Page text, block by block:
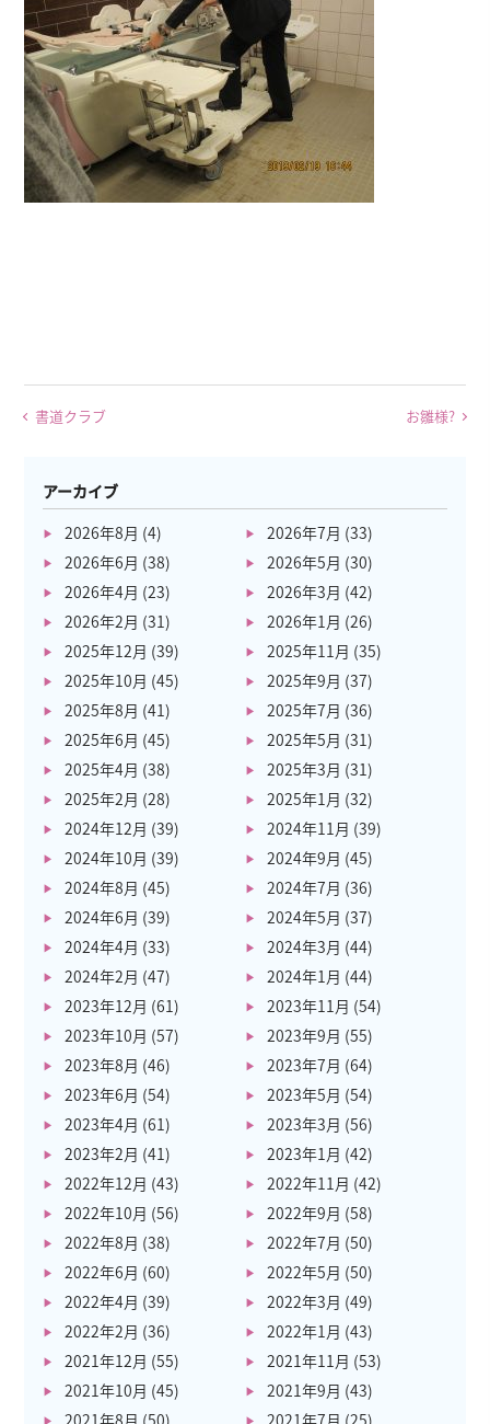
書道クラブ お雛様?
アーカイブ
2026年8月 (4) 2026年7月 (33)
2026年6月 (38) 2026年5月 (30)
2026年4月 (23) 2026年3月 (42)
2026年2月 (31) 2026年1月 (26)
2025年12月 (39) 2025年11月 (35)
2025年10月 (45) 2025年9月 (37)
2025年8月 (41) 2025年7月 (36)
2025年6月 (45) 2025年5月 (31)
2025年4月 (38) 2025年3月 (31)
2025年2月 (28) 2025年1月 (32)
2024年12月 (39) 2024年11月 (39)
2024年10月 (39) 2024年9月 (45)
2024年8月 (45) 2024年7月 (36)
2024年6月 (39) 2024年5月 (37)
2024年4月 (33) 2024年3月 (44)
2024年2月 (47) 2024年1月 (44)
2023年12月 (61) 2023年11月 (54)
2023年10月 (57) 2023年9月 (55)
2023年8月 (46) 2023年7月 (64)
2023年6月 (54) 2023年5月 (54)
2023年4月 (61) 2023年3月 (56)
2023年2月 (41) 2023年1月 (42)
2022年12月 (43) 2022年11月 (42)
2022年10月 (56) 2022年9月 (58)
2022年8月 (38) 2022年7月 (50)
2022年6月 (60) 2022年5月 (50)
2022年4月 (39) 2022年3月 (49)
2022年2月 (36) 2022年1月 (43)
2021年12月 (55) 2021年11月 (53)
2021年10月 (45) 2021年9月 (43)
2021年8月 (50) 2021年7月 (25)